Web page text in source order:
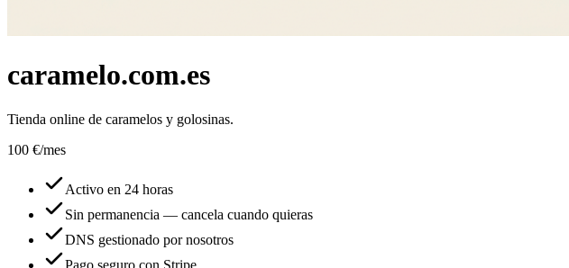
caramelo.com.es
Tienda online de caramelos y golosinas.
100 €/mes
Activo en 24 horas
Sin permanencia — cancela cuando quieras
DNS gestionado por nosotros
Pago seguro con Stripe